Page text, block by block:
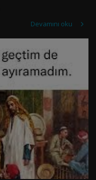
Devamını oku